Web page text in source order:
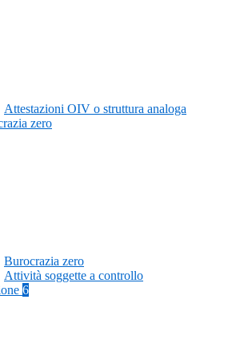
Attestazioni OIV o struttura analoga
zero
Burocrazia zero
Attività soggette a controllo
6